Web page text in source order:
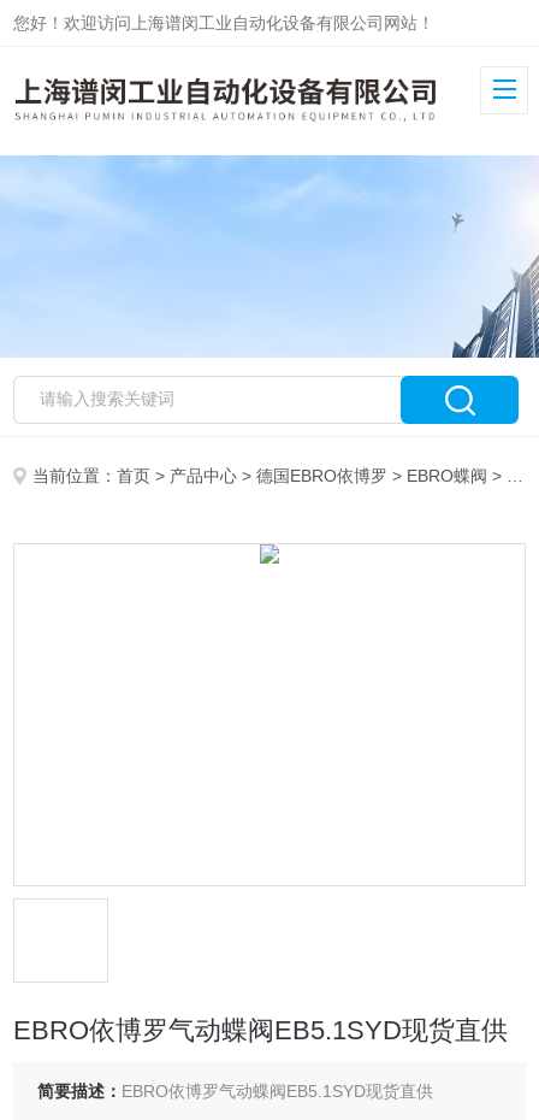
您好！欢迎访问上海谱闵工业自动化设备有限公司网站！
当前位置：首页 > 产品中心 >德国EBRO依博罗 > EBRO蝶阀 > EBRO依博罗气动蝶阀EB5.1SYD现货直供
EBRO依博罗气动蝶阀EB5.1SYD现货直供
简要描述： EBRO依博罗气动蝶阀EB5.1SYD现货直供